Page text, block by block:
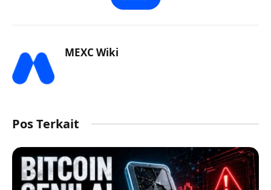
MEXC Wiki
Pos Terkait